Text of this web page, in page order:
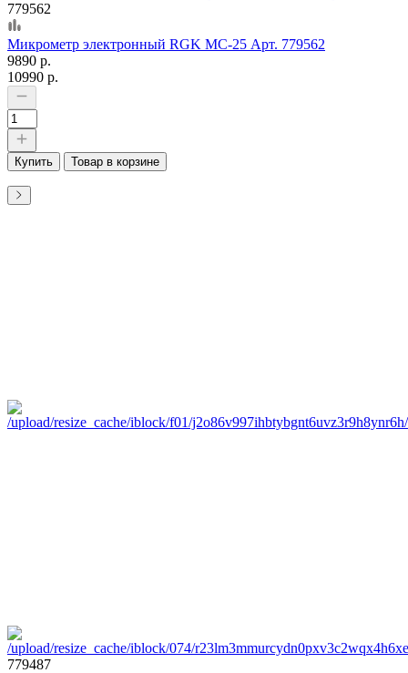
779562
Микрометр электронный RGK MC-25 Арт. 779562
9890 р.
10990 р.
Купить Товар в корзине
779487